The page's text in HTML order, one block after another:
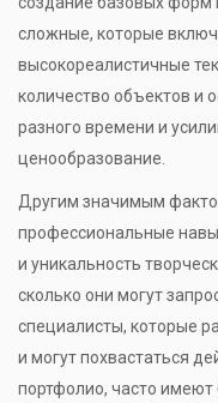
сложные, которые
высокореалистичные
количество объектов и
разного времени и
ценообразование.
Другим значимым
профессиональные
и уникальность
сколько они могут
специалисты, которые
и могут похвастаться
портфолио, часто имеют